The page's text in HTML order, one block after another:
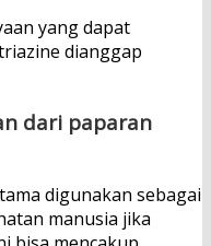
yang dapat
dianggap
dari paparan
digunakan sebagai
manusia jika